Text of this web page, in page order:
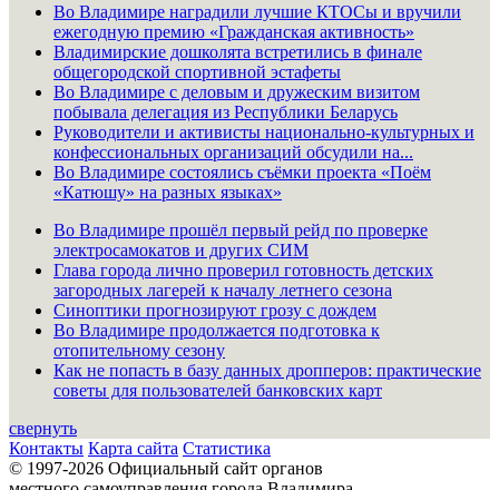
Во Владимире наградили лучшие КТОСы и вручили
ежегодную премию «Гражданская активность»
Владимирские дошколята встретились в финале
общегородской спортивной эстафеты
Во Владимире с деловым и дружеским визитом
побывала делегация из Республики Беларусь
Руководители и активисты национально-культурных и
конфессиональных организаций обсудили на...
Во Владимире состоялись съёмки проекта «Поём
«Катюшу» на разных языках»
Во Владимире прошёл первый рейд по проверке
электросамокатов и других СИМ
Глава города лично проверил готовность детских
загородных лагерей к началу летнего сезона
Синоптики прогнозируют грозу с дождем
Во Владимире продолжается подготовка к
отопительному сезону
Как не попасть в базу данных дропперов: практические
советы для пользователей банковских карт
свернуть
Контакты Карта сайта Статистика
© 1997-2026 Официальный сайт органов